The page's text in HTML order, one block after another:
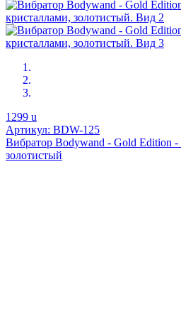
1299 u
Артикул: BDW-125
Вибратор Bodywand - Gold Edition -
золотистый